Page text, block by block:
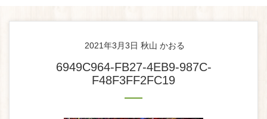
2021年3月3日 秋山 かおる
6949C964-FB27-4EB9-987C-
F48F3FF2FC19